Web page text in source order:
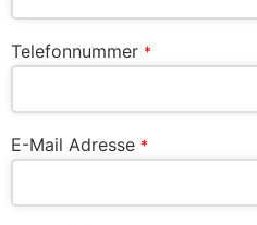
Telefonnummer *
E-Mail Adresse *